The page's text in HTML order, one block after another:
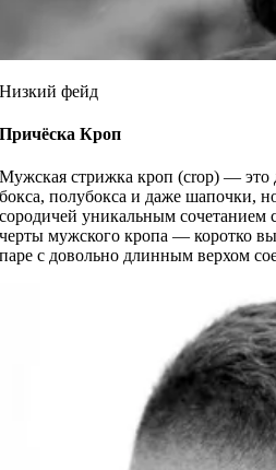
Низкий фейд
ПричёскаКроп
Мужская стрижка кроп (crop) — это
бокса, полубокса и даже шапочки,
сородичей уникальным сочетанием
черты мужского кропа — коротко
паре с довольно длинным верхом